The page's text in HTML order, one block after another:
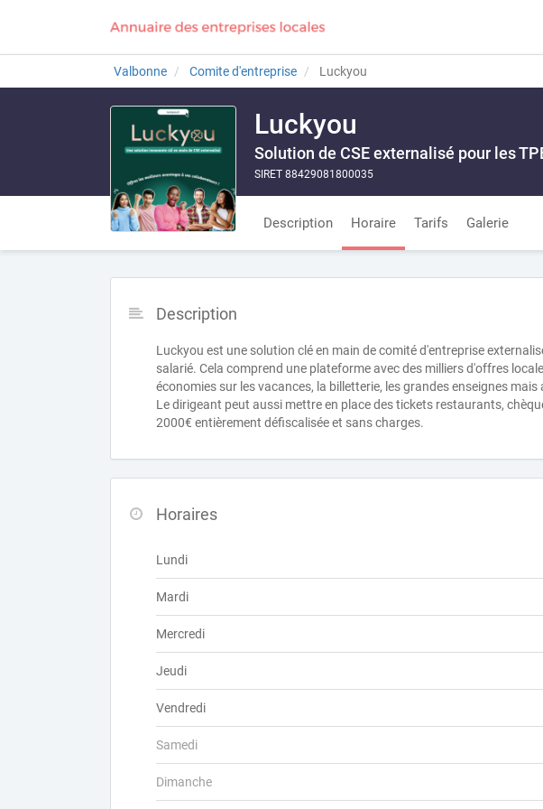
Valbonne Comite d'entreprise Luckyou
Luckyou
Solution de CSE externalisé pour les
SIRET 88429081800035
Description Horaire Tarifs Galerie
Description
Luckyou est une solution clé en main de comité d'entreprise
salarié. Cela comprend une plateforme avec des milliers d'offres
économies sur les vacances, la billetterie, les grandes enseignes
Le dirigeant peut aussi mettre en place des tickets restaurants,
2000€ entièrement défiscalisée et sans charges.
Horaires
Lundi
Mardi
Mercredi
Jeudi
Vendredi
Samedi
Dimanche